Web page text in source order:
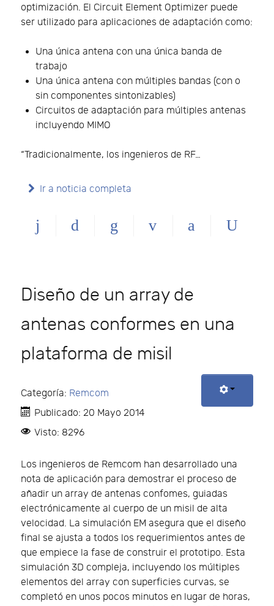
optimización. El Circuit Element Optimizer puede
ser utilizado para aplicaciones de adaptación como:
Una única antena con una única banda de
trabajo
Una única antena con múltiples bandas (con o
sin componentes sintonizables)
Circuitos de adaptación para múltiples antenas
incluyendo MIMO
“Tradicionalmente, los ingenieros de RF…
Ir a noticia completa
Diseño de un array de
antenas conformes en una
plataforma de misil
Categoría: Remcom
Publicado: 20 Mayo 2014
Visto: 8296
Los ingenieros de Remcom han desarrollado una
nota de aplicación para demostrar el proceso de
añadir un array de antenas confomes, guiadas
electrónicamente al cuerpo de un misil de alta
velocidad. La simulación EM asegura que el diseño
final se ajusta a todos los requerimientos antes de
que empiece la fase de construir el prototipo. Esta
simulación 3D compleja, incluyendo los múltiples
elementos del array con superficies curvas, se
completó en unos pocos minutos en lugar de horas,